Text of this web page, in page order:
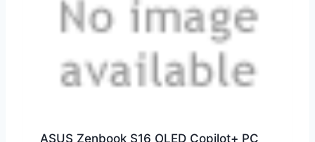
ASUS Zenbook S16 OLED Copilot+ PC